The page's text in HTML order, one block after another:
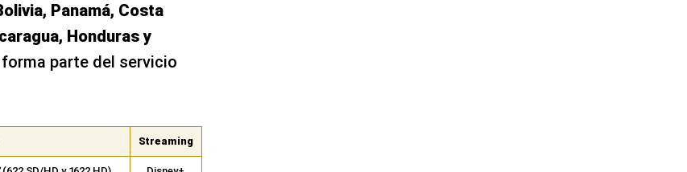
Panamá, Costa
Honduras y
forma parte del servicio
Streaming